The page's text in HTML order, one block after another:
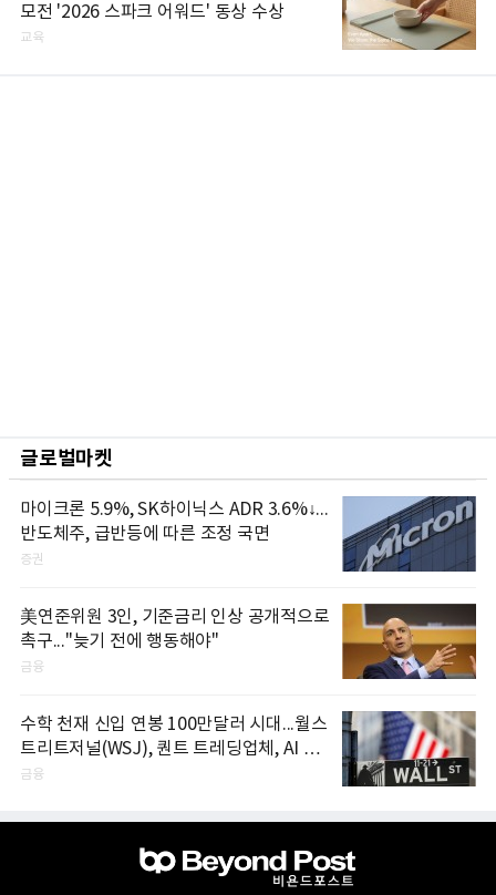
모전 '2026 스파크 어워드' 동상 수상
교육
글로벌마켓
마이크론 5.9%, SK하이닉스 ADR 3.6%↓...
반도체주, 급반등에 따른 조정 국면
증권
美연준위원 3인, 기준금리 인상 공개적으로
촉구..."늦기 전에 행동해야"
금융
수학 천재 신입 연봉 100만달러 시대...월스
트리트저널(WSJ), 퀀트 트레딩업체, AI 기
업들 인재 확보 경쟁
금융